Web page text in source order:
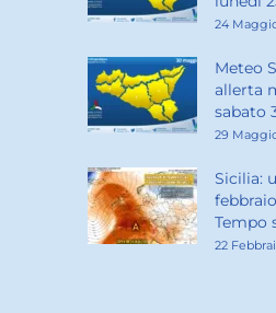
24
Meteo
allerta
sabato
29
Sicilia:
Tempo
22